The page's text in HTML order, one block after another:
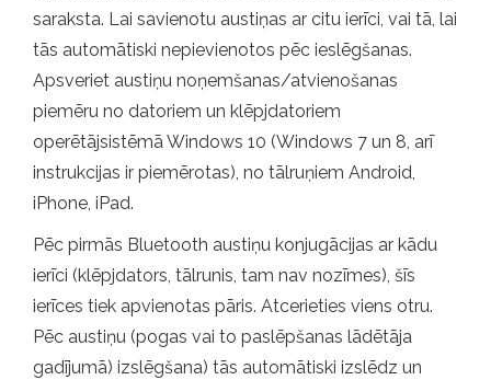
saraksta. Lai savienotu austiņas ar citu ierīci, vai tā, lai
tās automātiski nepievienotos pēc ieslēgšanas.
Apsveriet austiņu noņemšanas/atvienošanas
piemēru no datoriem un klēpjdatoriem
operētājsistēmā Windows 10 (Windows 7 un 8, arī
instrukcijas ir piemērotas), no tālruņiem Android,
iPhone, iPad.
Pēc pirmās Bluetooth austiņu konjugācijas ar kādu
ierīci (klēpjdators, tālrunis, tam nav nozīmes), šīs
ierīces tiek apvienotas pāris. Atcerieties viens otru.
Pēc austiņu (pogas vai to paslēpšanas lādētāja
gadījumā) izslēgšana) tās automātiski izslēdz un